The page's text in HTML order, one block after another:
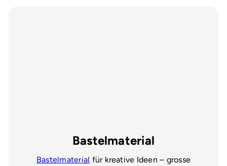
Bastelmaterial
Bastelmaterial für kreative Ideen – grosse